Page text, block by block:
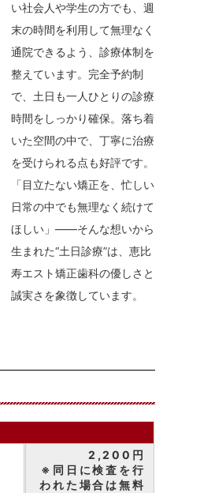
い社会人や学生の方でも、週
末の時間を利用して無理なく
通院できるよう、診療体制を
整えています。完全予約制
で、土日も一人ひとりの診療
時間をしっかり確保。落ち着
いた空間の中で、丁寧に治療
を受けられる点も好評です。
「目立たない矯正を、忙しい
日常の中でも無理なく続けて
ほしい」――そんな想いから
生まれた“土日診療”は、恵比
寿エスト矯正歯科の優しさと
誠実さを象徴しています。
2,200円
※同日に検査を行
われた場合は無料